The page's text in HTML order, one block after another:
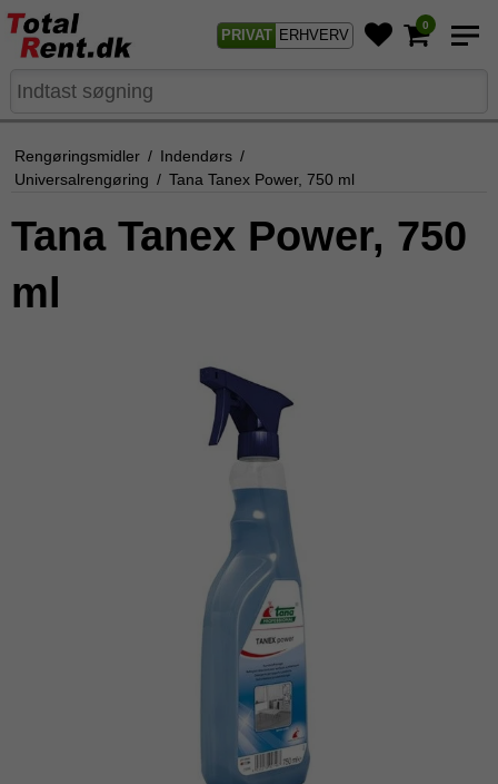
PRIVAT ERHVERV
0
Rengøringsmidler / Indendørs /
Universalrengøring / Tana Tanex Power, 750 ml
Tana Tanex Power, 750
ml